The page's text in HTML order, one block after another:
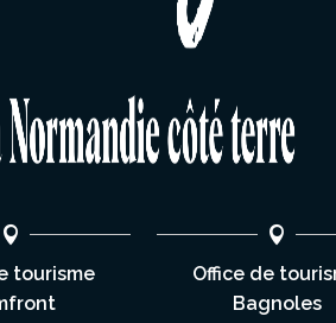
tourisme
Office de
Bagnoles